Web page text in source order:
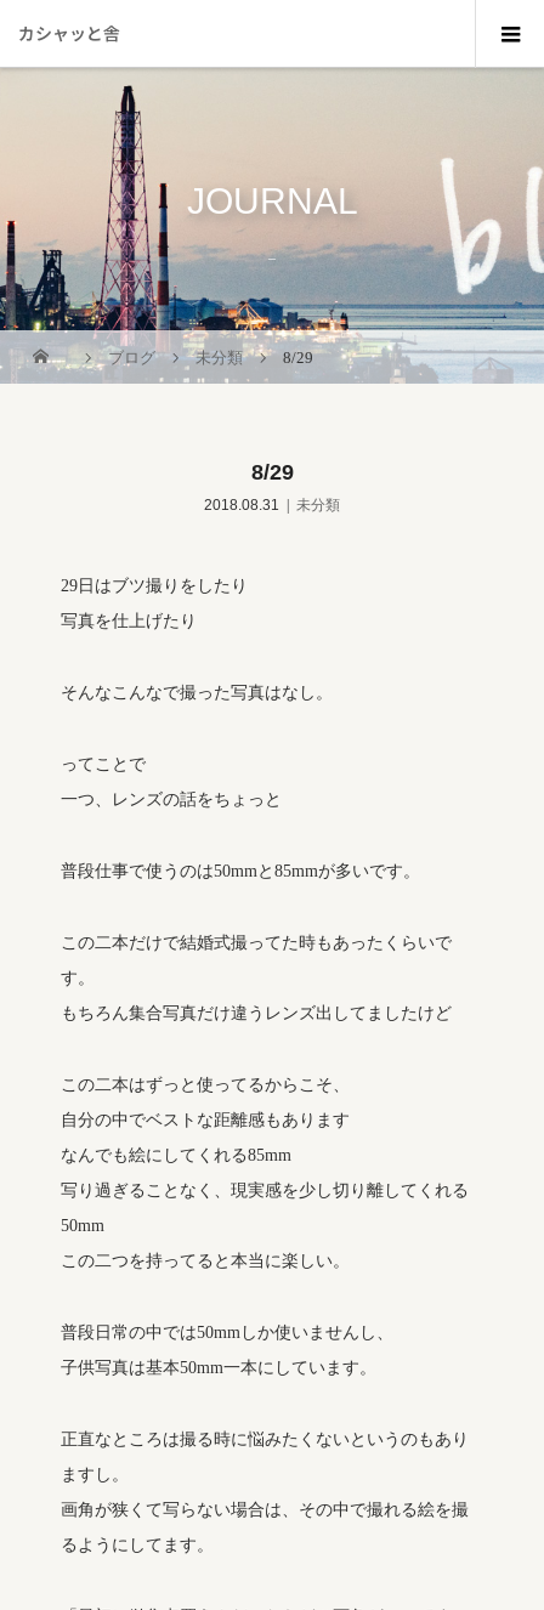
カシャッと舎
JOURNAL
_
ブログ 未分類 8/29
8/29
2018.08.31 未分類
29日はブツ撮りをしたり
写真を仕上げたり
そんなこんなで撮った写真はなし。
ってことで
一つ、レンズの話をちょっと
普段仕事で使うのは50mmと85mmが多いです。
この二本だけで結婚式撮ってた時もあったくらいで
す。
もちろん集合写真だけ違うレンズ出してましたけど
この二本はずっと使ってるからこそ、
自分の中でベストな距離感もあります
なんでも絵にしてくれる85mm
写り過ぎることなく、現実感を少し切り離してくれる
50mm
この二つを持ってると本当に楽しい。
普段日常の中では50mmしか使いませんし、
子供写真は基本50mm一本にしています。
正直なところは撮る時に悩みたくないというのもあり
ますし。
画角が狭くて写らない場合は、その中で撮れる絵を撮
るようにしてます。